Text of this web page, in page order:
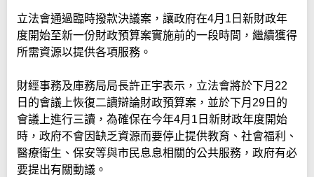
立法會通過臨時撥款決議案，讓政府在4月1日新財政年
度開始至新一份財政預算案實施前的一段時間，繼續獲得
所需資源以提供各項服務。
財經事務及庫務局局長許正宇表示，立法會將於下月22
日的會議上恢復二讀辯論財政預算案，並於下月29日的
會議上進行三讀，為確保在今年4月1日新財政年度開始
時，政府不會因缺乏資源而要停止提供教育、社會福利、
醫療衛生、保安等與市民息息相關的公共服務，政府有必
要提出有關動議。